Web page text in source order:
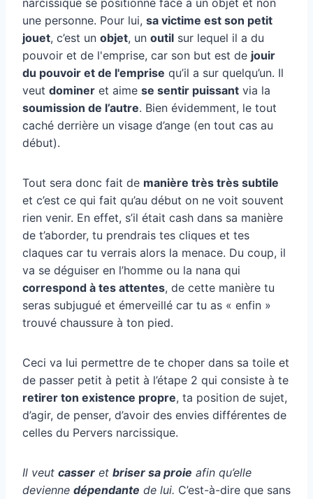
une personne. Pour lui, sa victime est son petit
jouet, c’est un objet, un outil sur lequel il a du
pouvoir et de l'emprise, car son but est de jouir
du pouvoir et de l'emprise qu’il a sur quelqu’un. Il
veut dominer et aime se sentir puissant via la
soumission de l’autre. Bien évidemment, le tout
caché derrière un visage d’ange (en tout cas au
début).
Tout sera donc fait de manière très très subtile
et c’est ce qui fait qu’au début on ne voit souvent
rien venir. En effet, s’il était cash dans sa manière
de t’aborder, tu prendrais tes cliques et tes
claques car tu verrais alors la menace. Du coup, il
va se déguiser en l’homme ou la nana qui
correspond à tes attentes, de cette manière tu
seras subjugué et émerveillé car tu as « enfin »
trouvé chaussure à ton pied.
Ceci va lui permettre de te choper dans sa toile et
de passer petit à petit à l’étape 2 qui consiste à te
retirer ton existence propre, ta position de sujet,
d’agir, de penser, d’avoir des envies différentes de
celles du Pervers narcissique.
Il veut casser et briser sa proie afin qu’elle
devienne dépendante de lui. C’est-à-dire que sans